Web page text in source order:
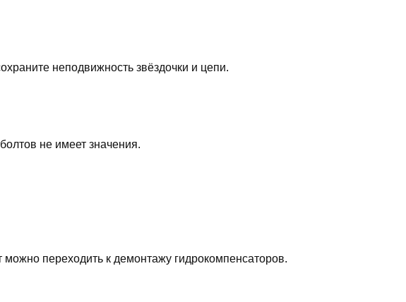
неподвижность звёздочки и цепи.
не имеет значения.
можно переходить к демонтажу гидрокомпенсаторов.